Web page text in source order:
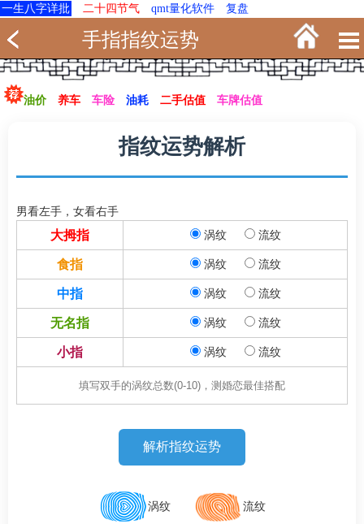
一生八字详批 二十四节气 qmt量化软件 复盘
手指指纹运势
油价 养车 车险 油耗 二手估值 车牌估值
指纹运势解析
男看左手，女看右手
大拇指 涡纹 流纹
食指 涡纹 流纹
中指 涡纹 流纹
无名指 涡纹 流纹
小指 涡纹 流纹
涡纹 流纹